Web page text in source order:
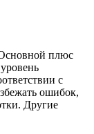
плюс
с
ошибок,
Другие